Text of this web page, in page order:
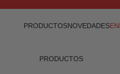
PRODUCTOSNOVEDADES
PRODUCTOS